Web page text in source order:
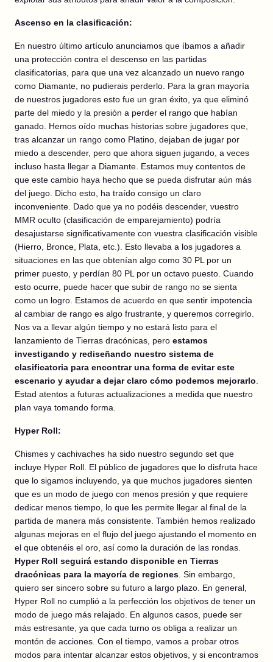
Ascenso en la clasificación:
En nuestro último artículo anunciamos que íbamos a añadir
una protección contra el descenso en las partidas
clasificatorias, para que una vez alcanzado un nuevo rango
como Diamante, no pudierais perderlo. Para la gran mayoría
de nuestros jugadores esto fue un gran éxito, ya que eliminó
parte del miedo y la presión a perder el rango que habían
ganado. Hemos oído muchas historias sobre jugadores que,
tras alcanzar un rango como Platino, dejaban de jugar por
miedo a descender, pero que ahora siguen jugando, a veces
incluso hasta llegar a Diamante. Estamos muy contentos de
que este cambio haya hecho que se pueda disfrutar aún más
del juego. Dicho esto, ha traído consigo un claro
inconveniente. Dado que ya no podéis descender, vuestro
MMR oculto (clasificación de emparejamiento) podría
desajustarse significativamente con vuestra clasificación visible
(Hierro, Bronce, Plata, etc.). Esto llevaba a los jugadores a
situaciones en las que obtenían algo como 30 PL por un
primer puesto, y perdían 80 PL por un octavo puesto. Cuando
esto ocurre, puede hacer que subir de rango no se sienta
como un logro. Estamos de acuerdo en que sentir impotencia
al cambiar de rango es algo frustrante, y queremos corregirlo.
Nos va a llevar algún tiempo y no estará listo para el
lanzamiento de Tierras dracónicas, pero estamos
investigando y rediseñando nuestro sistema de
clasificatoria para encontrar una forma de evitar este
escenario y ayudar a dejar claro cómo podemos mejorarlo
Estad atentos a futuras actualizaciones a medida que nuestro
plan vaya tomando forma.
Hyper Roll:
Chismes y cachivaches ha sido nuestro segundo set que
incluye Hyper Roll. El público de jugadores que lo disfruta hace
que lo sigamos incluyendo, ya que muchos jugadores sienten
que es un modo de juego con menos presión y que requiere
dedicar menos tiempo, lo que les permite llegar al final de la
partida de manera más consistente. También hemos realizado
algunas mejoras en el flujo del juego ajustando el momento en
el que obtenéis el oro, así como la duración de las rondas.
Hyper Roll seguirá estando disponible en Tierras
dracónicas para la mayoría de regiones . Sin embargo,
quiero ser sincero sobre su futuro a largo plazo. En general,
Hyper Roll no cumplió a la perfección los objetivos de tener un
modo de juego más relajado. En algunos casos, puede ser
más estresante, ya que cada turno os obliga a realizar un
montón de acciones. Con el tiempo, vamos a probar otros
modos para intentar alcanzar estos objetivos, y si encontramos